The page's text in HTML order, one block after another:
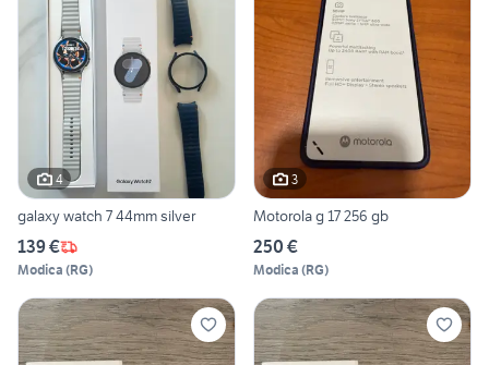
4
galaxy watch 7 44mm silver
139 €
Modica (RG)
3
Motorola g 17 256 gb
250 €
Modica (RG)